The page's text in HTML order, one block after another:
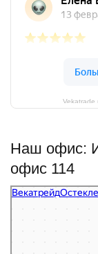
Vekatrade
Наш офис:
офис 114
Векатрейд